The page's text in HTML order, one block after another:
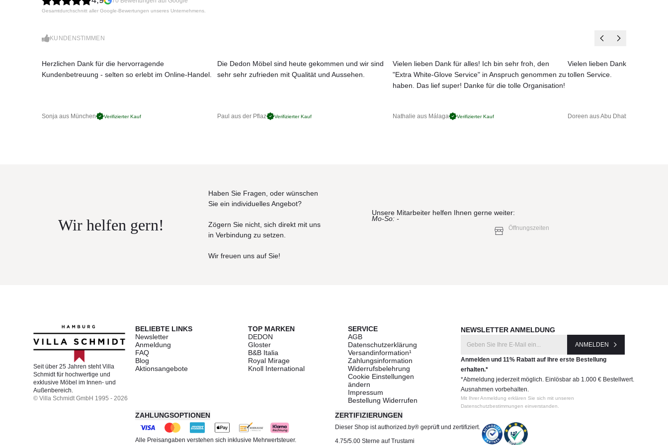
entwickelt wurden, darunter Türkis, Blau, Grasgrün, Tortora und kräftiges Bordeauxrot. Die Sonnenliege steht auf stabilen
Ein besonderes Highlight der Ray Kollektion ist, dass die Liege mit Rollen ausgestattet ist, was ihre Mobilität und Flexibilität im
Farben: Türkis, Blau, Grasgrün, Tortora, Bordeauxrot
Gestell: Füße aus fließgepresstem Aluminium
JETZT MUSTER BESTELLEN
Gesamtdurchschnitt aller Google-Bewertungen unseres Unternehmens.
KUNDENSTIMMEN
Herzlichen Dank für die hervorragende
Kundenbetreuung - selten so erlebt im Online-Handel.
Sonja aus München Verifizierter Kauf
Die Dedon Möbel sind heute gekommen und wir sind
sehr sehr zufrieden mit Qualität und Aussehen.
Paul aus der Pflaz Verifizierter Kauf
Vielen lieben Dank für alles! Ich bin sehr froh, den
"Extra White-Glove Service" in Anspruch genommen zu
haben. Das lief super! Danke für die tolle Organisation!
Nathalie aus Málaga Verifizierter Kauf
Vielen lieben Dank für das
tollen Service.
Doreen aus Abu Dhabi
Wir helfen gern!
Haben Sie Fragen, oder wünschen
Sie ein individuelles Angebot?
Zögern Sie nicht, sich direkt mit uns
in Verbindung zu setzen.
Wir freuen uns auf Sie!
Unsere Mitarbeiter helfen Ihnen gerne weiter:
Mo-So: -
Öffnungszeiten
Seit über 25 Jahren steht Villa
Schmidt für hochwertige und
exklusive Möbel im Innen- und
Außenbereich.
© Villa Schmidt GmbH 1995 - 2026
BELIEBTE LINKS
Newsletter
Anmeldung
FAQ
Blog
Aktionsangebote
TOP MARKEN
DEDON
Gloster
B&B Italia
Royal Mirage
Knoll International
SERVICE
AGB
Datenschutzerklärung
Versandinformation¹
Zahlungsinformation
Widerrufsbelehrung
Cookie Einstellungen
ändern
Impressum
Bestellung Widerrufen
NEWSLETTER ANMELDUNG
ANMELDEN
Anmelden und 11% Rabatt auf Ihre erste Bestellung
erhalten.*
*Abmeldung jederzeit möglich. Einlösbar ab 1.000 € Bestellwert.
Ausnahmen vorbehalten.
Mit Ihrer Anmeldung erklären Sie sich mit unseren
Datenschutzbestimmungen einverstanden.
ZAHLUNGSOPTIONEN
Alle Preisangaben verstehen sich inklusive Mehrwertsteuer.
ZERTIFIZIERUNGEN
Dieser Shop ist authorized.by® geprüft und zertifiziert.
4.75/5.00 Sterne auf Trustami